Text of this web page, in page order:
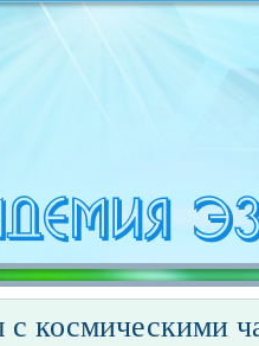
космическими